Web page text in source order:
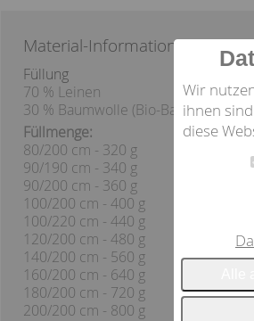
Wir
ihnen
diese
Material-Information:
Füllung
70 % Leinen
30 % Baumwolle (Bio-Baumwolle)
Füllmenge:
80/200 cm - 320 g
90/190 cm - 340 g
90/200 cm - 360 g
100/200 cm - 400 g
100/220 cm - 440 g
120/200 cm - 480 g
140/200 cm - 560 g
160/200 cm - 640 g
180/200 cm - 720 g
200/200 cm - 800 g